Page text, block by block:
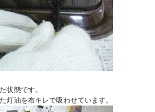
状態です。
灯油を布キレで吸わせています。